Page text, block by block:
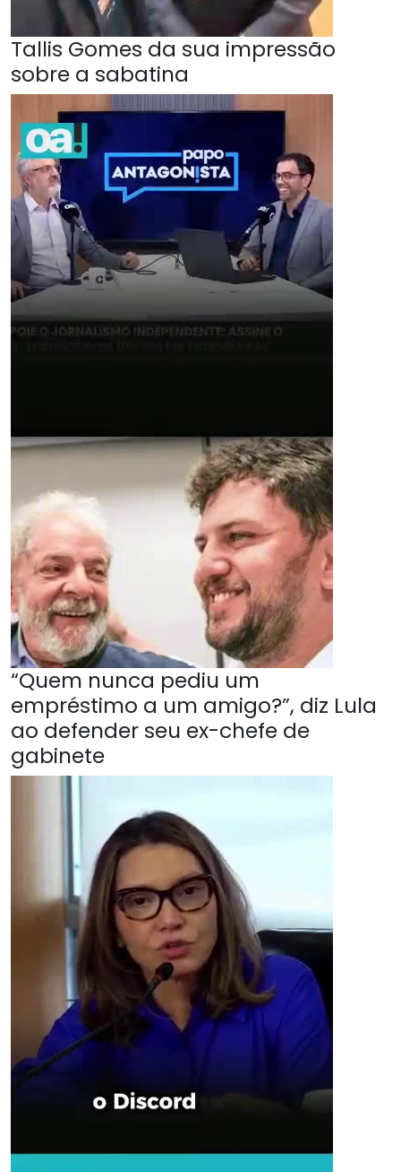
Tallis Gomes da sua impressão
sobre a sabatina
“Quem nunca pediu um
empréstimo a um amigo?”, diz Lula
ao defender seu ex-chefe de
gabinete